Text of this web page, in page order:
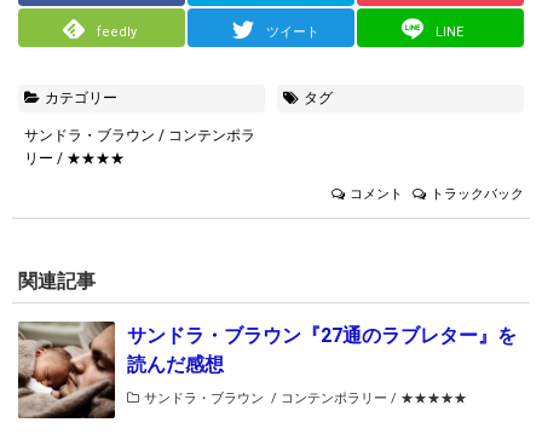
feedly ツイート LINE
カテゴリー
サンドラ・ブラウン / コンテンポラ
リー / ★★★★
タグ
コメント トラックバック
関連記事
サンドラ・ブラウン『27通のラブレター』を
読んだ感想
サンドラ・ブラウン / コンテンポラリー / ★★★★★